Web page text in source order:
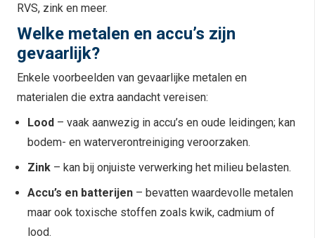
RVS, zink en meer.
Welke metalen en accu’s zijn
gevaarlijk?
Enkele voorbeelden van gevaarlijke metalen en
materialen die extra aandacht vereisen:
Lood – vaak aanwezig in accu’s en oude leidingen; kan
bodem- en waterverontreiniging veroorzaken.
Zink – kan bij onjuiste verwerking het milieu belasten.
Accu’s en batterijen – bevatten waardevolle metalen
maar ook toxische stoffen zoals kwik, cadmium of
lood.